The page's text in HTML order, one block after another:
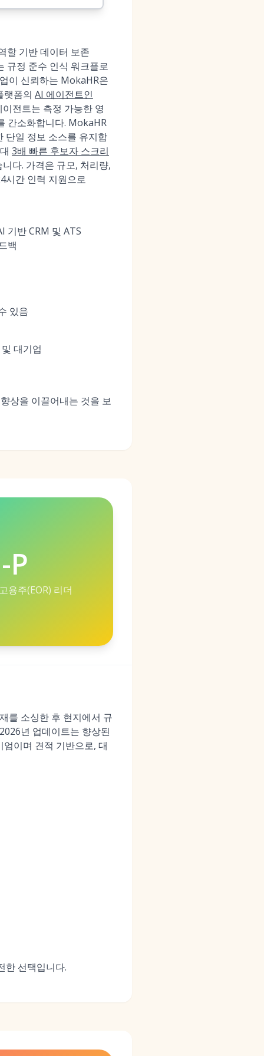
할 기반 데이터 보존
규정 준수 인식 워크플로
이 신뢰하는 MokaHR은
랫폼의 AI 에이전트인
전트는 측정 가능한 영
간소화합니다. MokaHR
단일 정보 소스를 유지합
3배 빠른 후보자 스크리
다. 가격은 규모, 처리량,
시간 인력 지원으로
기반 CRM 및 ATS
백
있음
대기업
상을 이끌어내는 것을 보
P
용주(EOR) 리더
를 소싱한 후 현지에서 규
년 업데이트는 향상된
이며 견적 기반으로, 대
한 선택입니다.